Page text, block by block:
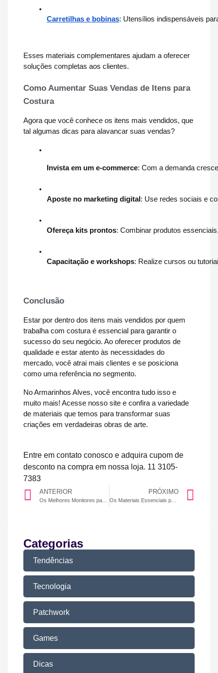
Carretilhas e bobinas: Utensílios indispensáveis
Esses materiais complementares ajudam a oferecer
soluções completas aos clientes.
Como Aumentar Suas Vendas de Itens para
Costura
Agora que você conhece os itens mais vendidos, que
tal algumas dicas para alavancar suas vendas?
Invista em um e-commerce: Com a demanda
Aposte no marketing digital : Use redes sociais e
Ofereça kits prontos: Combinar produtos
Capacitação e workshops: Realize cursos ou
Conclusão
Estar por dentro dos itens mais vendidos por quem
trabalha com costura é essencial para garantir o
sucesso do seu negócio. Ao oferecer produtos de
qualidade e estar atento às necessidades do
mercado, você atrai mais clientes e se posiciona
como uma referência no segmento.
No Armarinhos Alves, você encontra tudo isso e
muito mais! Acesse nosso site e confira a variedade
de materiais que temos para transformar suas
criações em verdadeiras obras de arte.
Entre em contato conosco e adquira cupom de
desconto na compra em nossa loja. 11 3105-
7383
ANTERIOR PRÓXIMO
Os Materiais Essenciais para Trabalhar com Patchwork
Categorias
Tendências
Tecnologia
Patchwork
Games
Dicas